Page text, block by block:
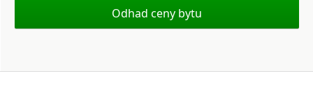
Odhad ceny bytu